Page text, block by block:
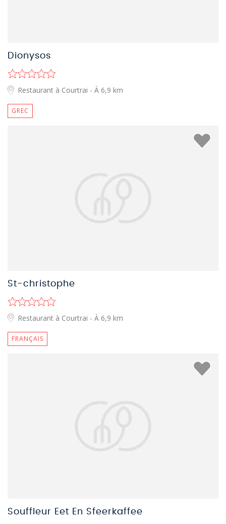
Dionysos
Restaurant à Courtrai - À 6,9 km
GREC
St-christophe
Restaurant à Courtrai - À 6,9 km
FRANÇAIS
Souffleur Eet En Sfeerkaffee